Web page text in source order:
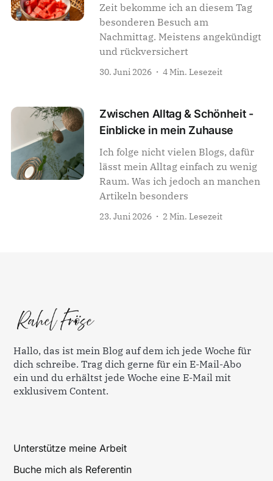
Zeit bekomme ich an diesem Tag
besonderen Besuch am
Nachmittag. Meistens angekündigt
und rückversichert
30. Juni 2026 4 Min. Lesezeit
Zwischen Alltag & Schönheit -
Einblicke in mein Zuhause
Ich folge nicht vielen Blogs, dafür
lässt mein Alltag einfach zu wenig
Raum. Was ich jedoch an manchen
Artikeln besonders
23. Juni 2026 2 Min. Lesezeit
Hallo, das ist mein Blog auf dem ich jede Woche für
dich schreibe. Trag dich gerne für ein E-Mail-Abo
ein und du erhältst jede Woche eine E-Mail mit
exklusivem Content.
Unterstütze meine Arbeit
Buche mich als Referentin